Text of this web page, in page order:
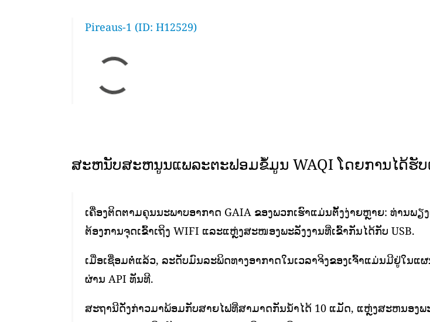
Pireaus-1 (ID: H12529)
ສະຫນັບສະຫນູນແພລະຕະຟອມຂໍ້ມູນ WAQI ໂດຍການໄດ້ຮັບ
ເຄື່ອງຕິດຕາມຄຸນນະພາບອາກາດ GAIA ຂອງພວກເຮົາແມ່ນຕັ້ງງ່າຍຫຼາຍ: ທ່ານພຽ
ຕ້ອງການຈຸດເຂົ້າເຖິງ WIFI ແລະແຫຼ່ງສະໜອງພະລັງງານທີ່ເຂົ້າກັນໄດ້ກັບ USB.
ເມື່ອເຊື່ອມຕໍ່ແລ້ວ, ລະດັບມົນລະພິດທາງອາກາດໃນເວລາຈິງຂອງເຈົ້າແມ່ນມີຢູ່ໃນແ
ຜ່ານ API ທັນທີ.
ສະຖານີດັ່ງກ່າວມາພ້ອມກັບສາຍໄຟທີ່ສາມາດກັນນ້ໍາໄດ້ 10 ແມັດ, ແຫຼ່ງສະຫນອງພ